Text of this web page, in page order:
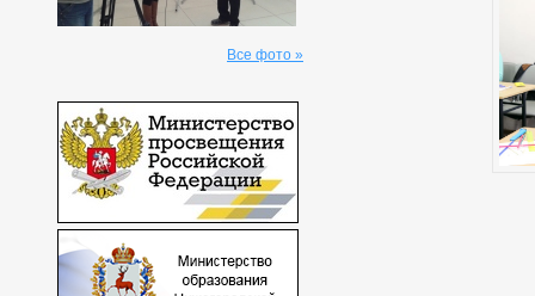
Все фото »